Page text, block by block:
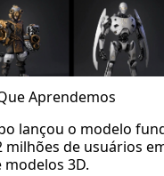
Aprendemos
lançou o modelo
milhões de usuários
modelos 3D.